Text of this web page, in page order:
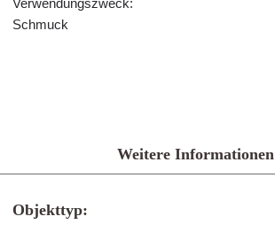
Verwendungszweck:
Schmuck
Weitere Informationen
Objekttyp: